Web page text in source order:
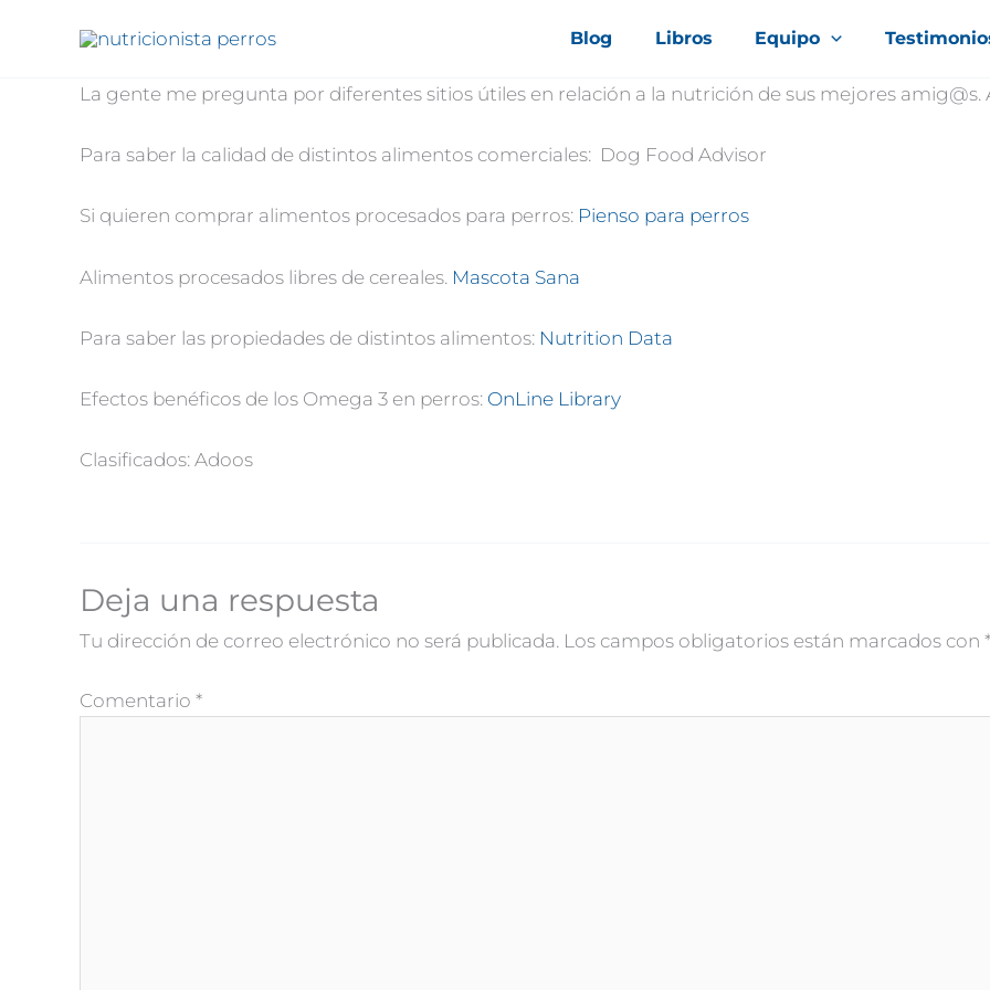
Blog Libros Equipo
La gente me pregunta por diferentes sitios útiles en relación a la nutrición de sus mejores
Para saber la calidad de distintos alimentos comerciales: Dog Food Advisor
Si quieren comprar alimentos procesados para perros: Pienso para perros
Alimentos procesados libres de cereales. Mascota Sana
Para saber las propiedades de distintos alimentos: Nutrition Data
Efectos benéficos de los Omega 3 en perros: OnLine Library
Clasificados: Adoos
Deja una respuesta
Tu dirección de correo electrónico no será publicada. Los campos obligatorios están marcados con *
Comentario *